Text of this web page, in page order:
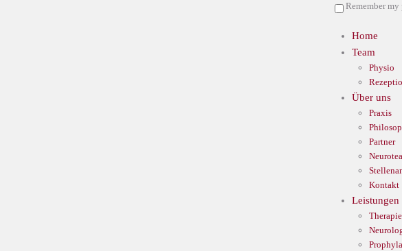
Remember my
Home
Team
Physio
Über uns
Praxis
Partner
Kontakt
Leistungen
Therapie